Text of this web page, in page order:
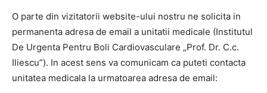
O parte din vizitatorii website-ului nostru ne solicita in
permanenta adresa de email a unitatii medicale (Institutul
De Urgenta Pentru Boli Cardiovasculare „Prof. Dr. C.c.
Iliescu”). In acest sens va comunicam ca puteti contacta
unitatea medicala la urmatoarea adresa de email: